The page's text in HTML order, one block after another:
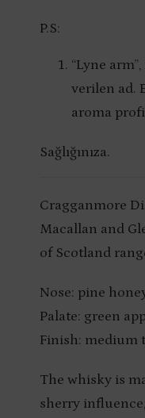
P.S:
“Lyne
verilen ad.
aroma
Sağlığınıza.
Cragganmore
Macallan and
of Scotland
Nose: pine
Palate: green
Finish: medium
The whisky is
sherry